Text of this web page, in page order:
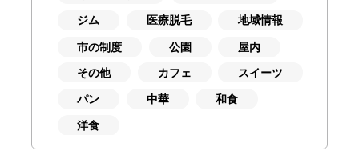
ジム 医療脱毛 地域情報
市の制度 公園 屋内
その他 カフェ スイーツ
パン 中華 和食
洋食